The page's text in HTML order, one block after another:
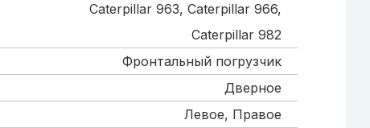
Caterpillar 963, Caterpillar 966,
Caterpillar 982
Фронтальный погрузчик
Дверное
Левое, Правое